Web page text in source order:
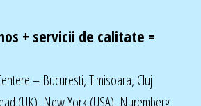
+ servicii de calitate =
– Bucuresti, Timisoara, Cluj
(UK), New York (USA), Nuremberg